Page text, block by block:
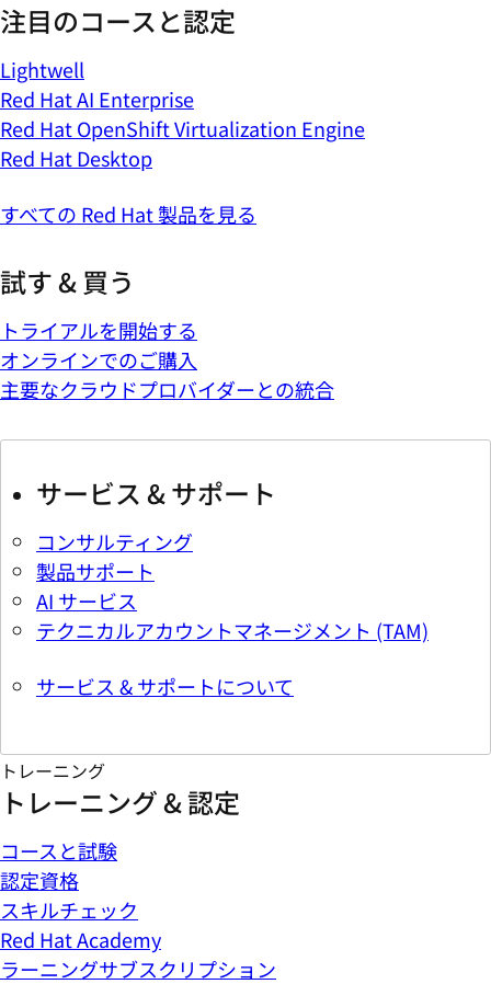
注目のコースと認定
Lightwell
Red Hat AI Enterprise
Red Hat OpenShift Virtualization Engine
Red Hat Desktop
すべての Red Hat 製品を見る
試す & 買う
トライアルを開始する
オンラインでのご購入
主要なクラウドプロバイダーとの統合
サービス & サポート
コンサルティング
製品サポート
AI サービス
テクニカルアカウントマネージメント (TAM)
サービス & サポートについて
トレーニング
トレーニング & 認定
コースと試験
認定資格
スキルチェック
Red Hat Academy
ラーニングサブスクリプション